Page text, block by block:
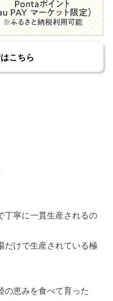
こちら
丁寧に一貫生産されるの
だけで生産されている極
の恵みを食べて育った